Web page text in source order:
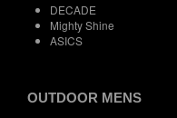
DECADE
Mighty Shine
ASICS
OUTDOOR MENS